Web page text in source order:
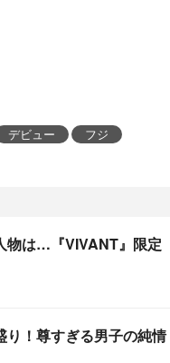
デビュー
フジ
物は…『VIVANT』限定
り！尊すぎる男子の純情